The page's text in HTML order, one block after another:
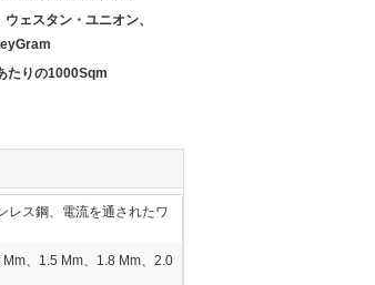
ウェスタン・ユニオン、
たりの1000Sqm
レス鋼、電流を通されたワ
、1.5 Mm、1.8 Mm、2.0